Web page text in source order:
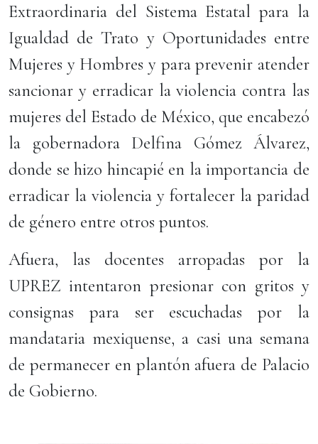
Extraordinaria del Sistema Estatal para la
Igualdad de Trato y Oportunidades entre
Mujeres y Hombres y para prevenir atender
sancionar y erradicar la violencia contra las
mujeres del Estado de México, que encabezó
la gobernadora Delfina Gómez Álvarez,
donde se hizo hincapié en la importancia de
erradicar la violencia y fortalecer la paridad
de género entre otros puntos.
Afuera, las docentes arropadas por la
UPREZ intentaron presionar con gritos y
consignas para ser escuchadas por la
mandataria mexiquense, a casi una semana
de permanecer en plantón afuera de Palacio
de Gobierno.